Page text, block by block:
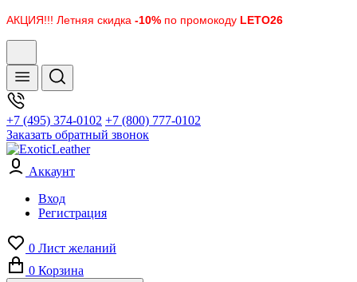
АКЦИЯ!!! Летняя скидка -10% по промокоду LETO26
+7 (495) 374-0102 +7 (800) 777-0102
Заказать обратный звонок
Аккаунт
Вход
Регистрация
0 Лист желаний
0 Корзина